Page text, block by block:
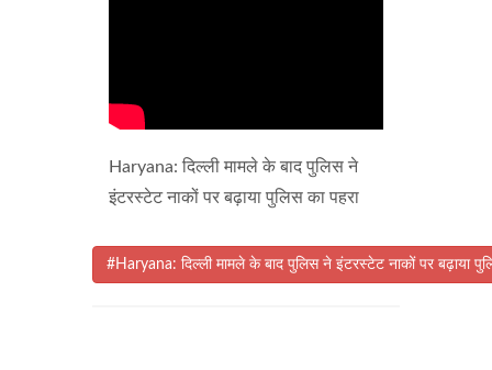
Haryana: दिल्ली मामले के बाद पुलिस ने
इंटरस्टेट नाकों पर बढ़ाया पुलिस का पहरा
#Haryana: दिल्ली मामले के बाद पुलिस ने इंटरस्टेट नाकों पर बढ़ाया